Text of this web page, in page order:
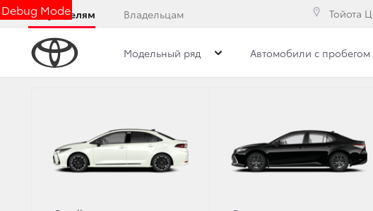
Debug Mode
Покупателям Владельцам Тойота
Модельный ряд Автомобили с
НОВОСТИ